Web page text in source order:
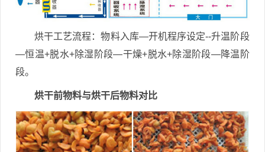
烘干工艺流程：物料入库—开机程序设定--升温阶段
—恒温+脱水+除湿阶段—干燥+脱水+除湿阶段—降温阶
段。
烘干前物料与烘干后物料对比